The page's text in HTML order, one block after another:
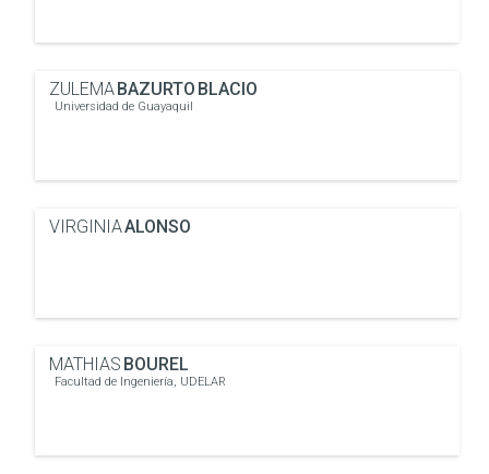
ZULEMABAZURTO BLACIO
Universidad de Guayaquil
VIRGINIAALONSO
MATHIAS BOUREL
Facultad de Ingeniería, UDELAR